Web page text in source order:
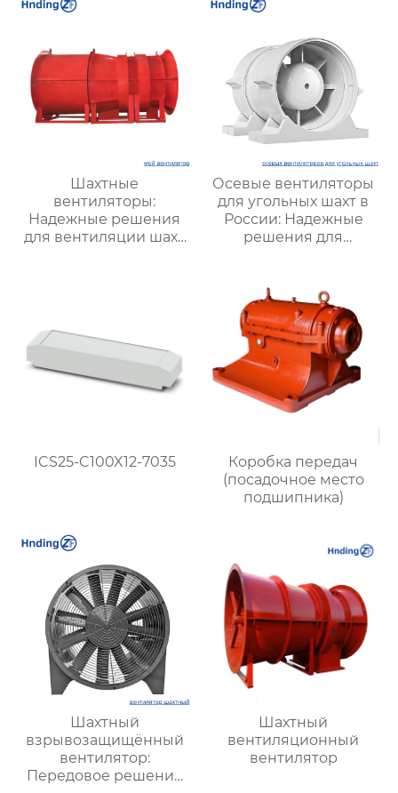
Шахтные
вентиляторы:
Надежные решения
для вентиляции шахт
Осевые вентиляторы
для угольных шахт в
России: Надежные
решения для
безопасности
ICS25-C100X12-7035
Коробка передач
(посадочное место
подшипника)
Шахтный
взрывозащищённый
вентилятор:
Передовое решение
Шахтный
вентиляционный
вентилятор